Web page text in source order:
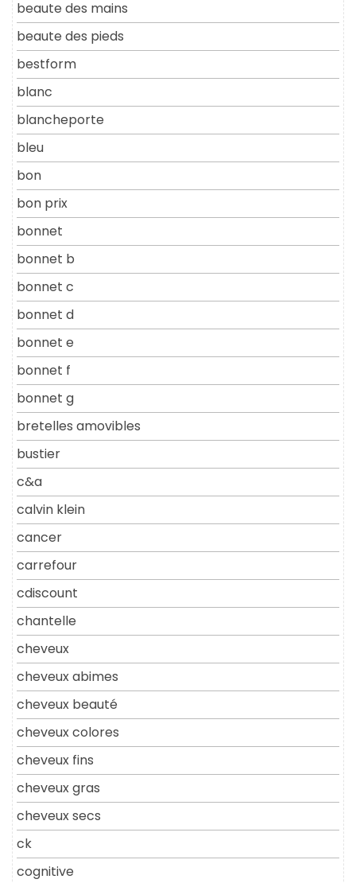
beaute des mains
beaute des pieds
bestform
blanc
blancheporte
bleu
bon
bon prix
bonnet
bonnet b
bonnet c
bonnet d
bonnet e
bonnet f
bonnet g
bretelles amovibles
bustier
c&a
calvin klein
cancer
carrefour
cdiscount
chantelle
cheveux
cheveux abimes
cheveux beauté
cheveux colores
cheveux fins
cheveux gras
cheveux secs
ck
cognitive